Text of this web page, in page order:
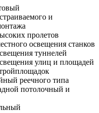
и
пролетов
освещения станков
туннелей
улиц и площадей
реечного типа
потолочный и